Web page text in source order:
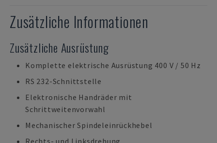
Zusätzliche Informationen
Zusätzliche Ausrüstung
Komplette elektrische Ausrüstung 400 V / 50 Hz
RS 232-Schnittstelle
Elektronische Handräder mit
Schrittweitenvorwahl
Mechanischer Spindeleinrückhebel
Rechts- und Linksdrehung